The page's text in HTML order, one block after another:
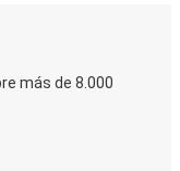
más de 8.000